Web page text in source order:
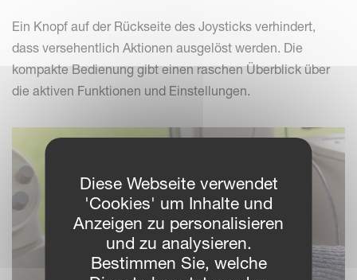
Ein Knopf auf der Rückseite des Joysticks verhindert,
dass versehentlich Aktionen ausgelöst werden. Die
kompakte Bedienung gibt einen raschen Überblick über
die aktiven Funktionen und Einstellungen.
Diese Webseite verwendet
'Cookies' um Inhalte und
Anzeigen zu personalisieren
und zu analysieren.
Bestimmen Sie, welche